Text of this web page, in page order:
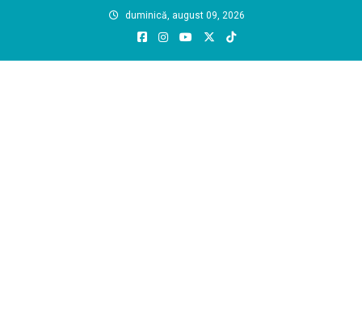
duminică, august 09, 2026